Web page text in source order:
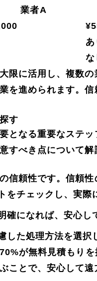
業者A
あ
な
限に活用し、複数
を進められます。
す
となる重要なステ
すべき点について解
信頼性です。信頼
をチェックし、実
になれば、安心し
した処理方法を選
が無料見積もり
ことで、安心して遠